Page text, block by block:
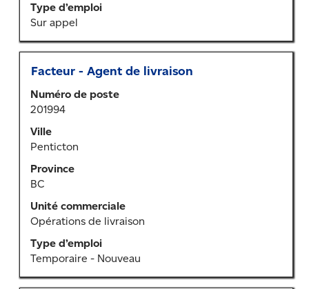
Type d’emploi
Sur appel
renseignements
sur
l’emploi.
Titre
Facteur - Agent de livraison
Numéro de poste
201994
Ville
Penticton
Province
BC
Unité commerciale
Opérations de livraison
Type d’emploi
Temporaire - Nouveau
Sélectionner
moyen
de
la
barre
pour
afficher
tout
le
contenu
des
renseignements
sur